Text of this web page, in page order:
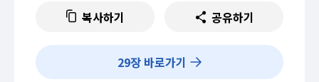
복사하기 공유하기
29장 바로가기